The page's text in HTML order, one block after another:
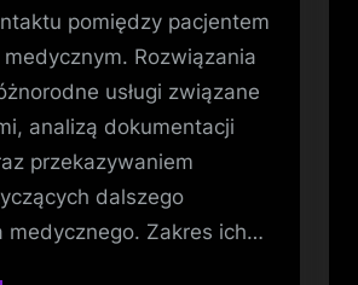
pomiędzy pacjentem
Rozwiązania
usługi związane
analizą dokumentacji
przekazywaniem
dalszego
medycznego. Zakres ich…